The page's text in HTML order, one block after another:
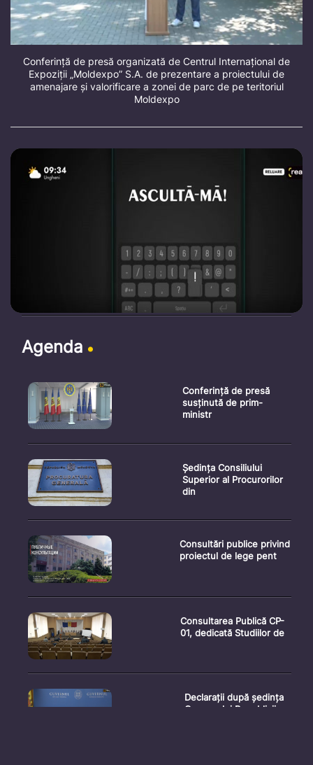
Conferință de presă organizată de Centrul Internațional de
Expoziții „Moldexpo” S.A. de prezentare a proiectului de
amenajare și valorificare a zonei de parc de pe teritoriul
Moldexpo
Agenda
Conferință de presă
susținută de prim-
ministr
Ședința Consiliului
Superior al Procurorilor
din
Consultări publice privind
proiectul de lege pent
Consultarea Publică CP-
01, dedicată Studiilor de
Declarații după ședința
Guvernului Republicii